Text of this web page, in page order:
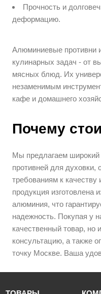
Прочность и
деформацию.
Алюминиевые противни
кулинарных задач - от
мясных блюд. Их
незаменимым
кафе и домашнего
Почему
Мы предлагаем
противней для
требованиям к
продукция изготовлена
алюминия, что
надежность. Покупая у
качественный товар, но
консультацию, а также
точку Москве. Ваша